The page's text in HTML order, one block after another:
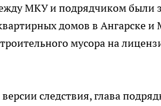
МКУ и подрядчиком были
домов в Ангарске и
мусора на
следствия, глава